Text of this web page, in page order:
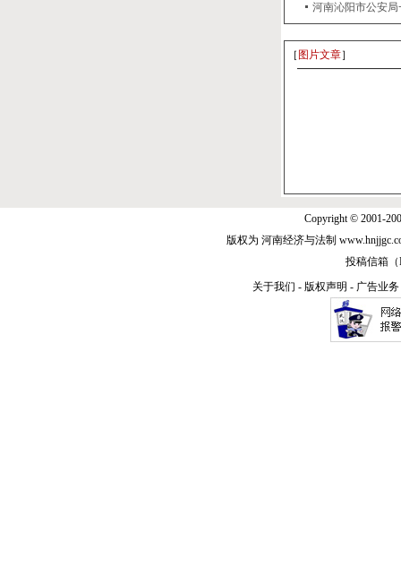
河南沁阳市公安
［ 图片文章］
Copyright © 2001-
版权为 河南经济与法制
投稿信箱（
关于我们 - 版权声明 - 广告业务